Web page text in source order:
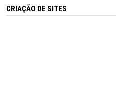
CRIAÇÃO DE SITES